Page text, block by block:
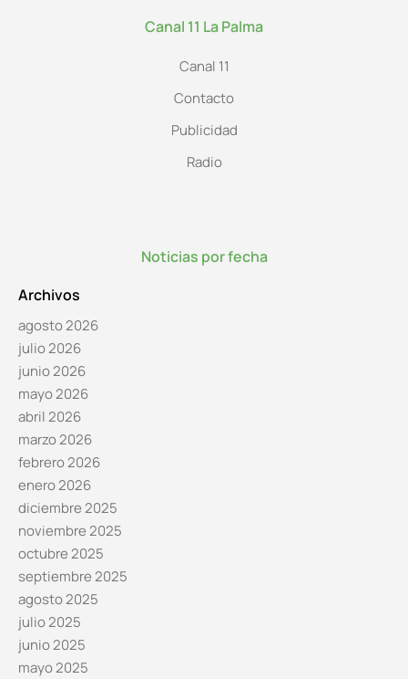
Canal 11 La Palma
Canal 11
Contacto
Publicidad
Radio
Noticias por fecha
Archivos
agosto 2026
julio 2026
junio 2026
mayo 2026
abril 2026
marzo 2026
febrero 2026
enero 2026
diciembre 2025
noviembre 2025
octubre 2025
septiembre 2025
agosto 2025
julio 2025
junio 2025
mayo 2025